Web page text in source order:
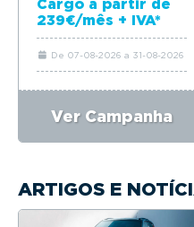
Cargo a partir de
239€/mês + IVA*
De 07-08-2026 a 31-08-2026
Ver Campanha
ARTIGOS E